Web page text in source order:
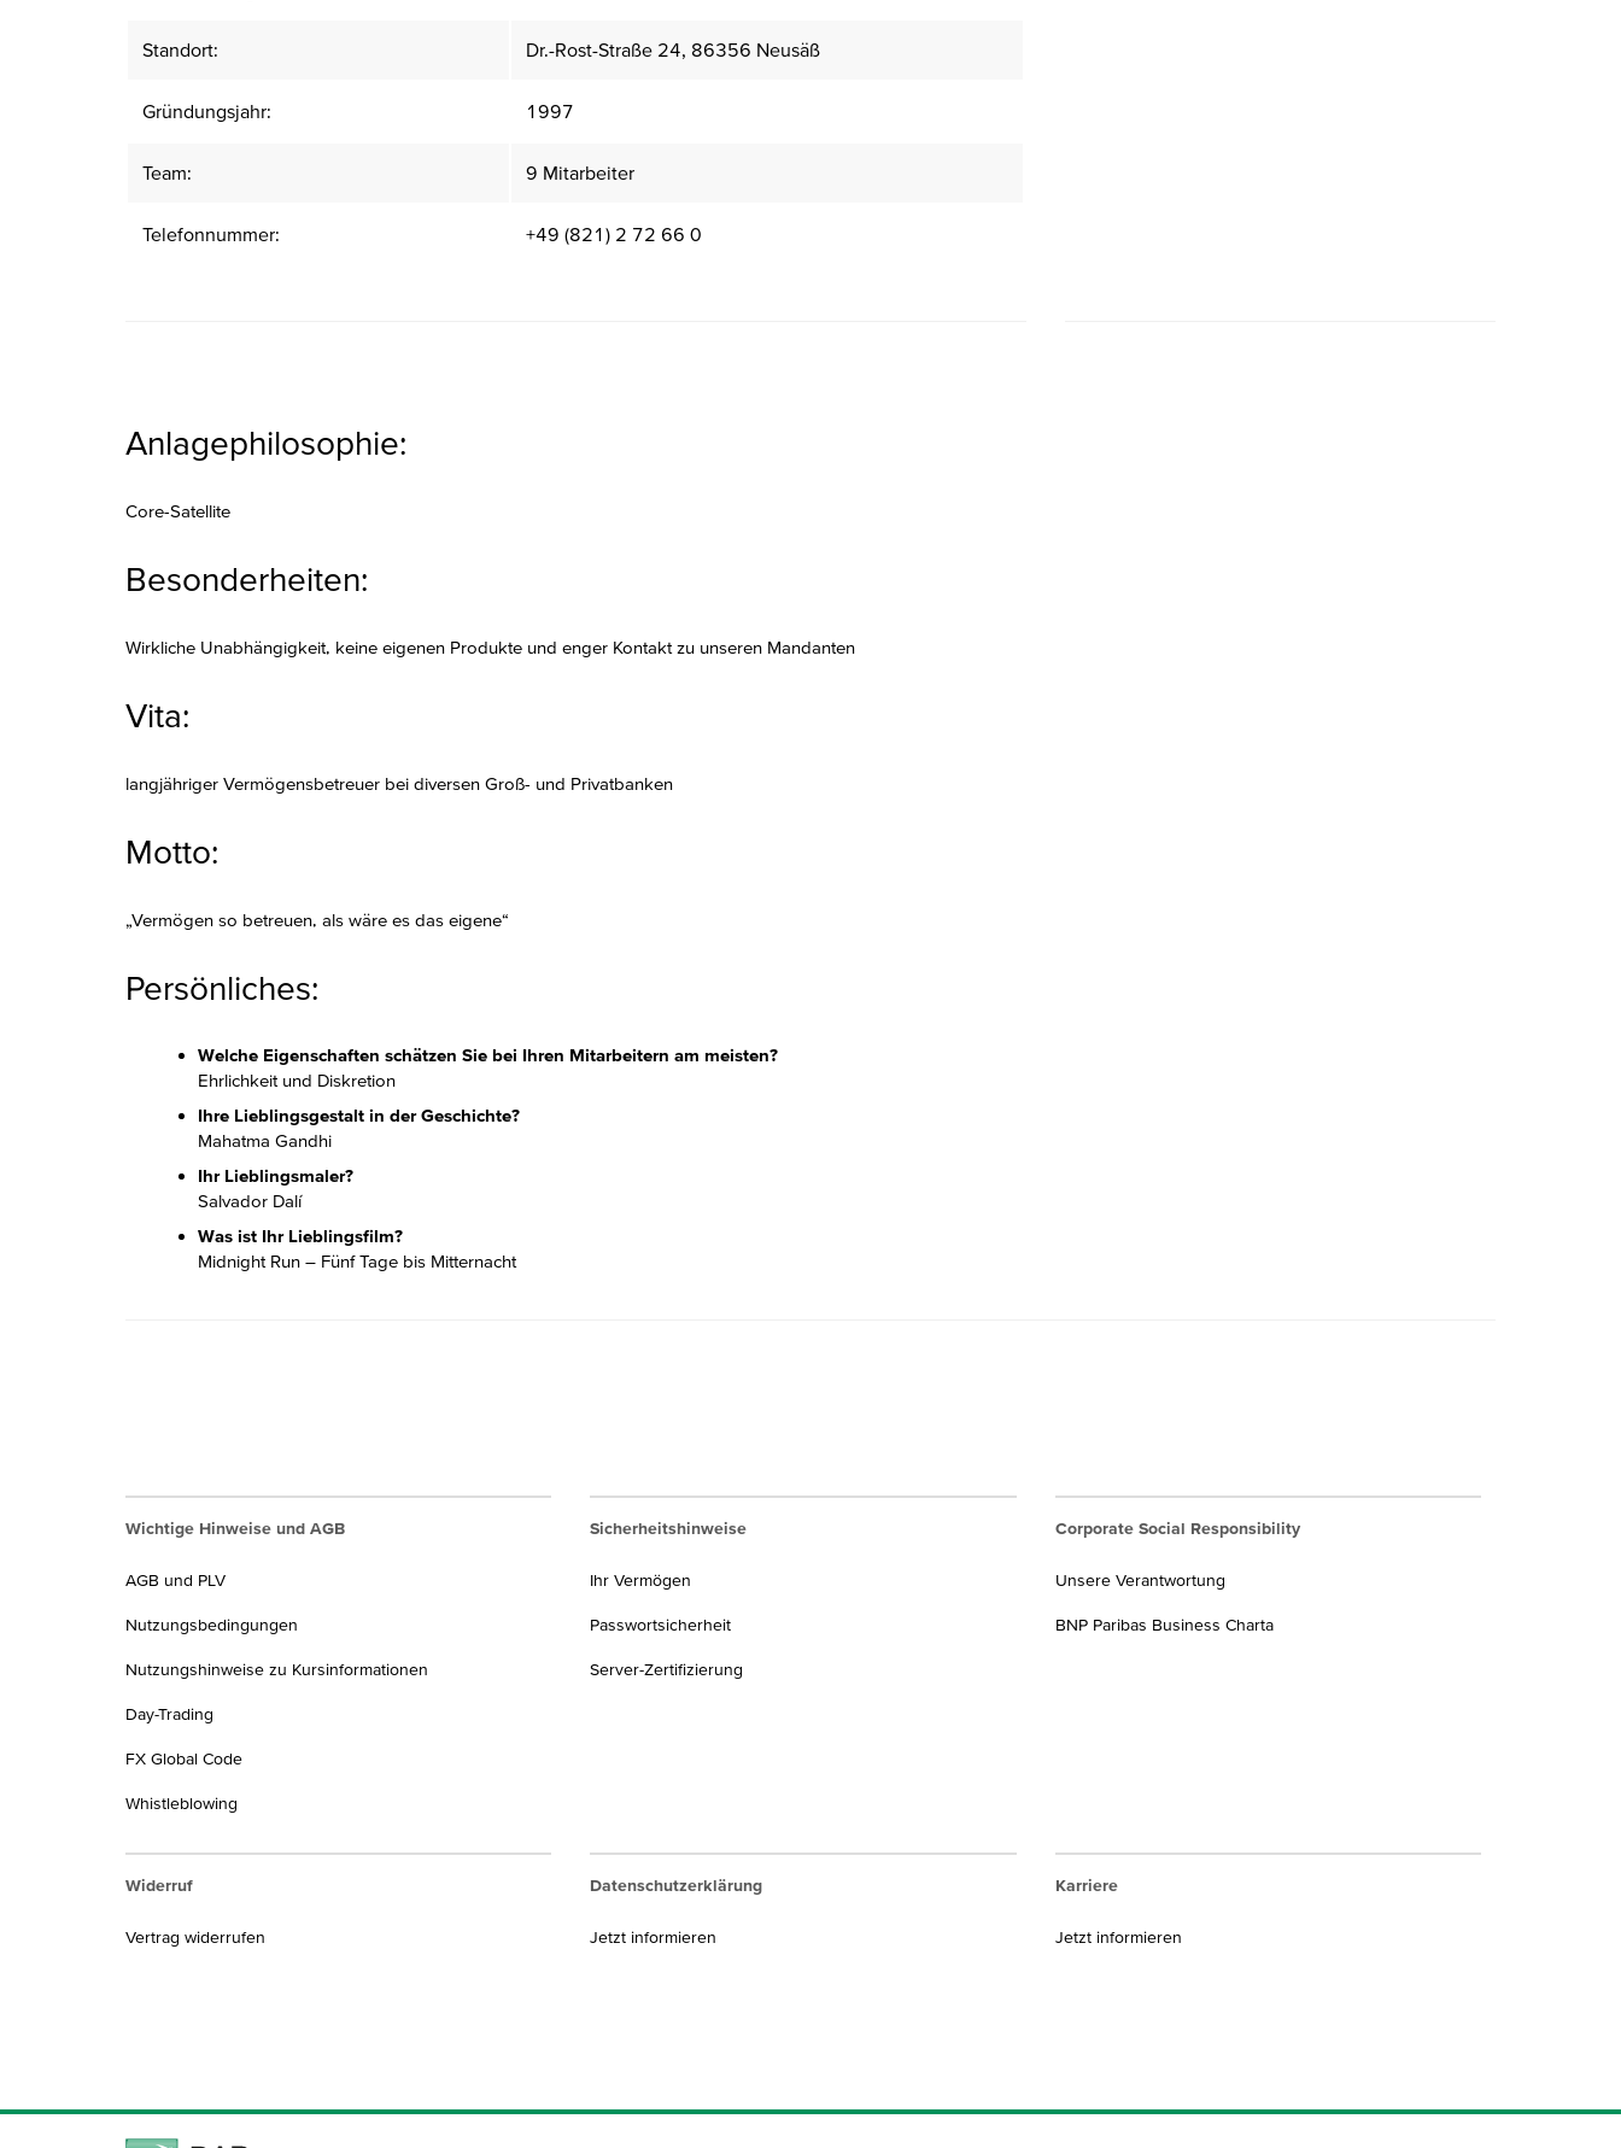
Standort: Dr.-Rost-Straße 24, 86356 Neusäß
Gründungsjahr: 1997
Team: 9 Mitarbeiter
Telefonnummer: +49 (821) 2 72 66 0
Anlagephilosophie:
Core-Satellite
Besonderheiten:
Wirkliche Unabhängigkeit, keine eigenen Produkte und enger Kontakt zu unseren Mandanten
Vita:
langjähriger Vermögensbetreuer bei diversen Groß- und Privatbanken
Motto:
„Vermögen so betreuen, als wäre es das eigene“
Persönliches:
Welche Eigenschaften schätzen Sie bei Ihren Mitarbeitern am meisten?
Ehrlichkeit und Diskretion
Ihre Lieblingsgestalt in der Geschichte?
Mahatma Gandhi
Ihr Lieblingsmaler?
Salvador Dalí
Was ist Ihr Lieblingsfilm?
Midnight Run – Fünf Tage bis Mitternacht
Wichtige Hinweise und AGB
AGB und PLV
Nutzungsbedingungen
Nutzungshinweise zu Kursinformationen
Day-Trading
FX Global Code
Whistleblowing
Sicherheitshinweise
Ihr Vermögen
Passwortsicherheit
Server-Zertifizierung
Corporate Social Responsibility
Unsere Verantwortung
BNP Paribas Business Charta
Widerruf
Vertrag widerrufen
Datenschutzerklärung
Jetzt informieren
Karriere
Jetzt informieren